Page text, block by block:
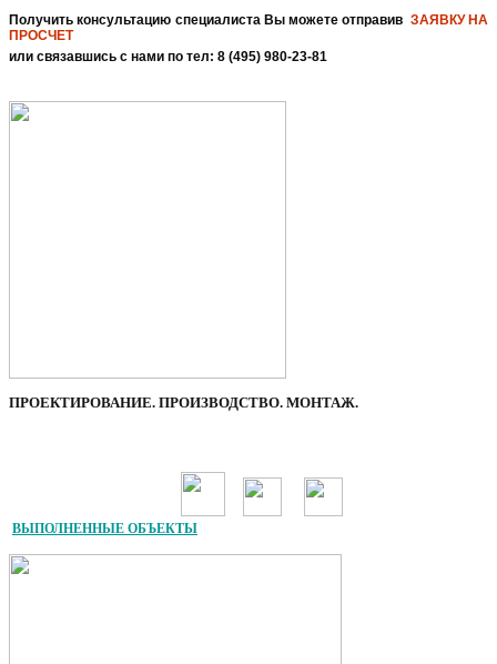
Получить консультацию специалиста Вы можете отправив ЗАЯВКУ НА
ПРОСЧЕТ
или связавшись с нами по тел: 8 (495) 980-23-81
ПРОЕКТИРОВАНИЕ. ПРОИЗВОДСТВО. МОНТАЖ.
ВЫПОЛНЕННЫЕ ОБЪЕКТЫ